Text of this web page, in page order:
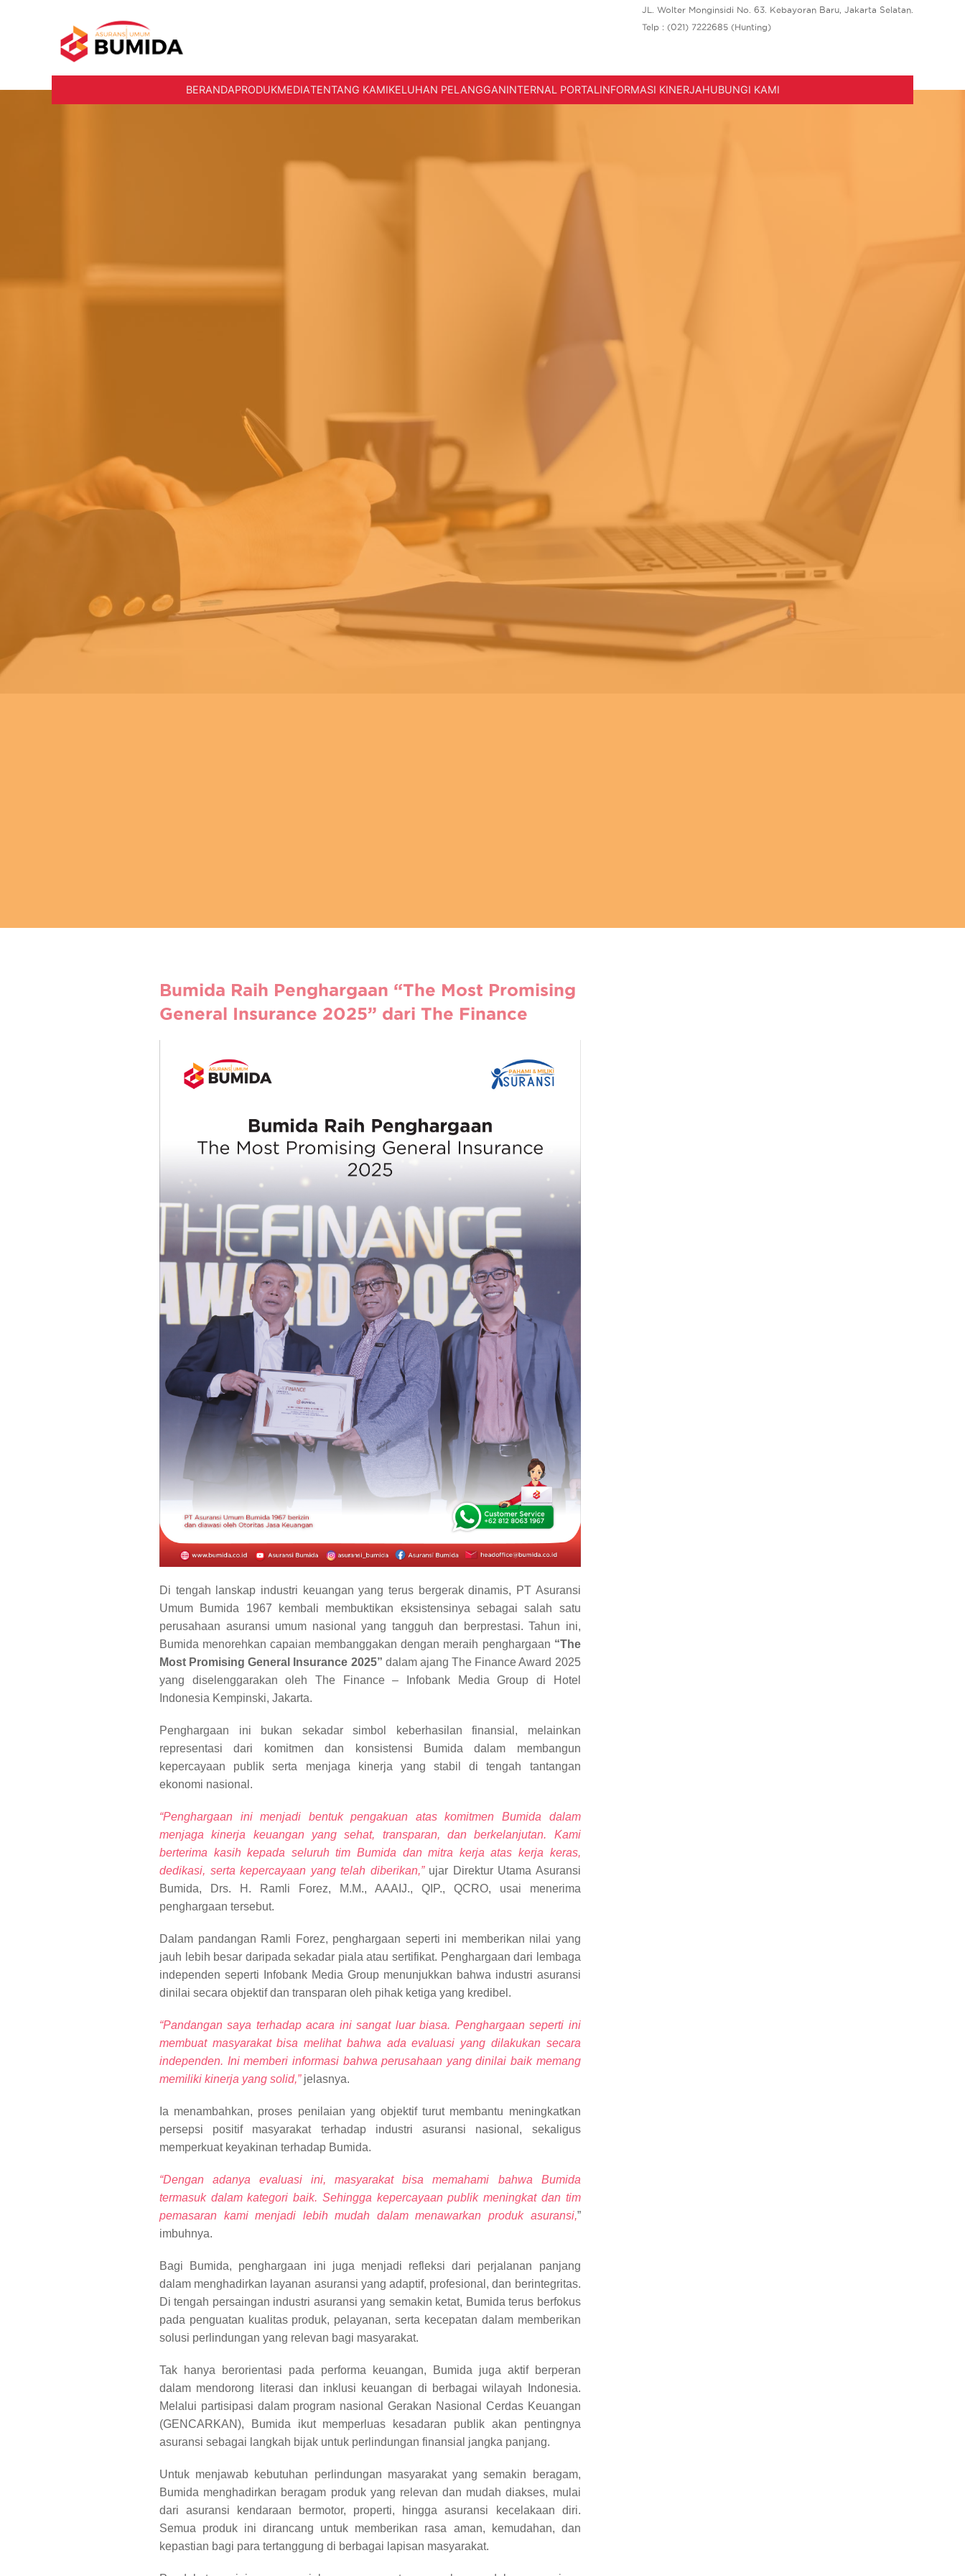
JL. Wolter Monginsidi No. 63. Kebayoran Baru, Jakarta Selatan.
Telp : (021) 7222685 (Hunting)
BERANDAPRODUKMEDIATENTANG KAMIKELUHAN PELANGGANINTERNAL PORTALINFORMASI KINERJAHUBUNGI KAMI
Bumida Raih Penghargaan “The Most Promising
General Insurance 2025” dari The Finance
Di tengah lanskap industri keuangan yang terus bergerak dinamis, PT Asuransi
Umum Bumida 1967 kembali membuktikan eksistensinya sebagai salah satu
perusahaan asuransi umum nasional yang tangguh dan berprestasi. Tahun ini,
Bumida menorehkan capaian membanggakan dengan meraih penghargaan “The
Most Promising General Insurance 2025” dalam ajang The Finance Award 2025
yang diselenggarakan oleh The Finance – Infobank Media Group di Hotel
Indonesia Kempinski, Jakarta.
Penghargaan ini bukan sekadar simbol keberhasilan finansial, melainkan
representasi dari komitmen dan konsistensi Bumida dalam membangun
kepercayaan publik serta menjaga kinerja yang stabil di tengah tantangan
ekonomi nasional.
“Penghargaan ini menjadi bentuk pengakuan atas komitmen Bumida dalam
menjaga kinerja keuangan yang sehat, transparan, dan berkelanjutan. Kami
berterima kasih kepada seluruh tim Bumida dan mitra kerja atas kerja keras,
dedikasi, serta kepercayaan yang telah diberikan,”ujar Direktur Utama Asuransi
Bumida, Drs. H. Ramli Forez, M.M., AAAIJ., QIP., QCRO, usai menerima
penghargaan tersebut.
Dalam pandangan Ramli Forez, penghargaan seperti ini memberikan nilai yang
jauh lebih besar daripada sekadar piala atau sertifikat. Penghargaan dari lembaga
independen seperti Infobank Media Group menunjukkan bahwa industri asuransi
dinilai secara objektif dan transparan oleh pihak ketiga yang kredibel.
“Pandangan saya terhadap acara ini sangat luar biasa. Penghargaan seperti ini
membuat masyarakat bisa melihat bahwa ada evaluasi yang dilakukan secara
independen. Ini memberi informasi bahwa perusahaan yang dinilai baik memang
memiliki kinerja yang solid,”jelasnya.
Ia menambahkan, proses penilaian yang objektif turut membantu meningkatkan
persepsi positif masyarakat terhadap industri asuransi nasional, sekaligus
memperkuat keyakinan terhadap Bumida.
“Dengan adanya evaluasi ini, masyarakat bisa memahami bahwa Bumida
termasuk dalam kategori baik. Sehingga kepercayaan publik meningkat dan tim
pemasaran kami menjadi lebih mudah dalam menawarkan produk asuransi,”
imbuhnya.
Bagi Bumida, penghargaan ini juga menjadi refleksi dari perjalanan panjang
dalam menghadirkan layanan asuransi yang adaptif, profesional, dan berintegritas.
Di tengah persaingan industri asuransi yang semakin ketat, Bumida terus berfokus
pada penguatan kualitas produk, pelayanan, serta kecepatan dalam memberikan
solusi perlindungan yang relevan bagi masyarakat.
Tak hanya berorientasi pada performa keuangan, Bumida juga aktif berperan
dalam mendorong literasi dan inklusi keuangan di berbagai wilayah Indonesia.
Melalui partisipasi dalam program nasional Gerakan Nasional Cerdas Keuangan
(GENCARKAN), Bumida ikut memperluas kesadaran publik akan pentingnya
asuransi sebagai langkah bijak untuk perlindungan finansial jangka panjang.
Untuk menjawab kebutuhan perlindungan masyarakat yang semakin beragam,
Bumida menghadirkan beragam produk yang relevan dan mudah diakses, mulai
dari asuransi kendaraan bermotor, properti, hingga asuransi kecelakaan diri.
Semua produk ini dirancang untuk memberikan rasa aman, kemudahan, dan
kepastian bagi para tertanggung di berbagai lapisan masyarakat.